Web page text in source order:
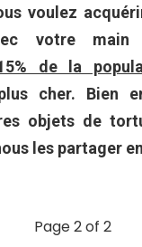
voulez
votre
de la
cher. Bien
objets de
les partager
Page 2 of 2